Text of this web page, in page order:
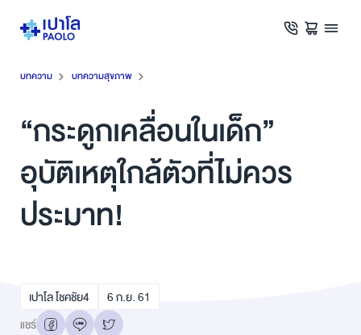
บทความ บทความสุขภาพ
“กระดูกเคลื่อนในเด็ก”
อุบัติเหตุใกล้ตัวที่ไม่ควร
ประมาท!
เปาโล โชคชัย4 6ก.ย.61
แชร์